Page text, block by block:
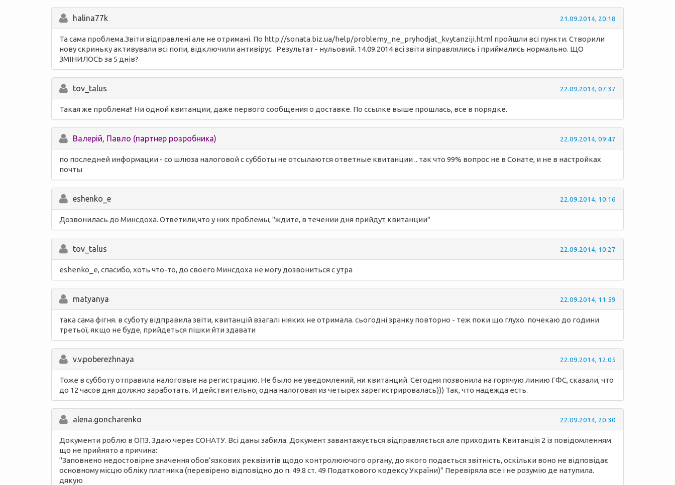
halina77k 21.09.2014, 20:18
Та сама проблема.Звіти відправлені але не отримані. По http://sonata.biz.ua/help/problemy_ne_pryhodjat_kvytanziji.html пройшли всі пункти. Створили
нову скриньку активували всі попи, відключили антивірус . Результат - нульовий. 14.09.2014 всі звіти віправлялись і приймались нормально. ЩО
ЗМІНИЛОСЬ за 5 днів?
tov_talus 22.09.2014, 07:37
Такая же проблема!! Ни одной квитанции, даже первого сообщения о доставке. По ссылке выше прошлась, все в порядке.
Валерій, Павло (партнер розробника) 22.09.2014, 09:47
по последней информации - со шлюза налоговой с субботы не отсылаются ответные квитанции .. так что 99% вопрос не в Сонате, и не в настройках
почты
eshenko_e 22.09.2014, 10:16
Дозвонилась до Минсдоха. Ответили,что у них проблемы, "ждите, в течении дня прийдут квитанции"
tov_talus 22.09.2014, 10:27
eshenko_e, спасибо, хоть что-то, до своего Минсдоха не могу дозвониться с утра
matyanya 22.09.2014, 11:59
така сама фігня. в суботу відправила звіти, квитанцій взагалі ніяких не отримала. сьогодні зранку повторно - теж поки що глухо. почекаю до години
третьої, якщо не буде, прийдеться пішки йти здавати
v.v.poberezhnaya 22.09.2014, 12:05
Тоже в субботу отправила налоговые на регистрацию. Не было не уведомлений, ни квитанций. Сегодня позвонила на горячую линию ГФС, сказали, что
до 12 часов дня должно заработать. И действительно, одна налоговая из четырех зарегистрировалась))) Так, что надежда есть.
alena.goncharenko 22.09.2014, 20:30
Документи роблю в ОПЗ. Здаю через СОНАТУ. Всі даны забила. Документ завантажується відправляється але приходить Квитанція 2 із повідомленням
що не прийнято а причина:
"Заповнено недостовірне значення обов’язкових реквізитів щодо контролюючого органу, до якого подається звітність, оскільки воно не відповідає
основному місцю обліку платника (перевірено відповідно до п. 49.8 ст. 49 Податкового кодексу України)" Перевіряла все і не розумію де натупила.
дякую